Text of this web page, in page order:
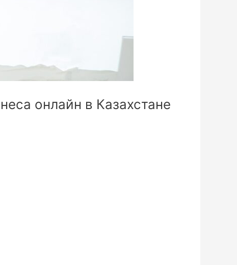
онлайн в Казахстане